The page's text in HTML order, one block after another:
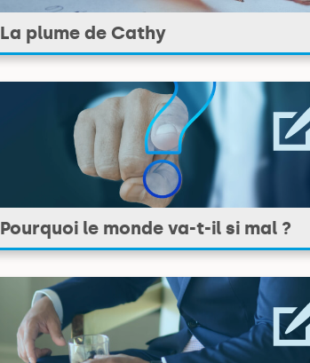
La plume de Cathy
Pourquoi le monde va-t-il si mal ?